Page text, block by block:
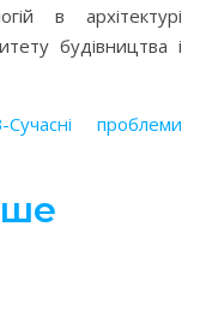
в архітектурі
будівництва і
Сучасні проблеми